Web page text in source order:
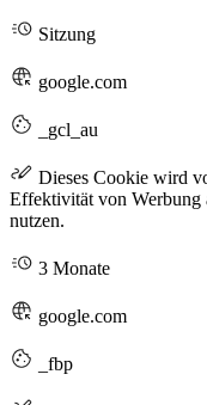
Sitzung
google.com
_gcl_au
Dieses Cookie wird
Effektivität von Werbung
nutzen.
3 Monate
google.com
_fbp